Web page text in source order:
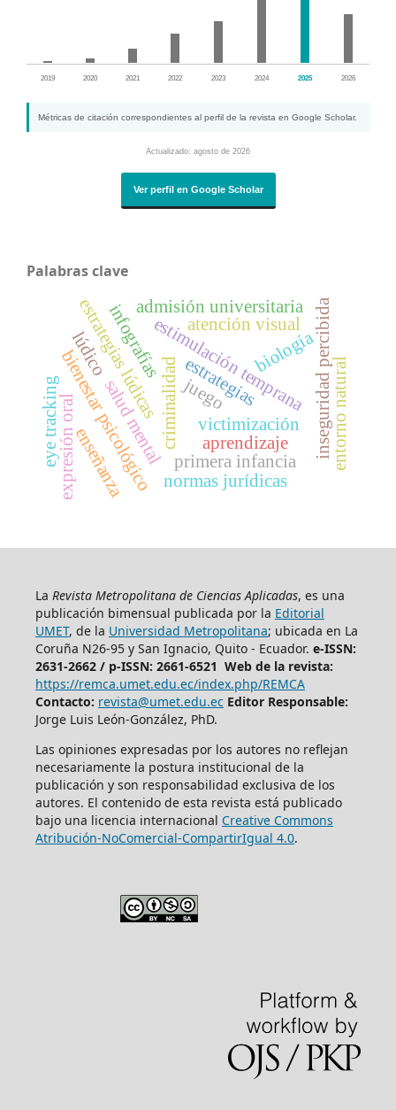
2019 2020 2021 2022 2023 2024 2025 2026
Métricas de citación correspondientes al perfil de la revista en Google Scholar.
Actualizado: agosto de 2026
Ver perfil en Google Scholar
Palabras clave
criminalidad
salud mental victimización inseguridad percibida
bienestar psicológicoestimulación temprana
primera infancia
estrategias lúdicas
expresión oral
eye tracking
atención visual
infografíasadmisión universitaria
biología
entorno natural
normas jurídicas
juego
aprendizaje
estrategias
lúdico
enseñanza
La Revista Metropolitana de Ciencias Aplicadas, es una
publicación bimensual publicada por la Editorial
UMET, de la Universidad Metropolitana; ubicada en La
Coruña N26-95 y San Ignacio, Quito - Ecuador. e-ISSN:
2631-2662 / p-ISSN: 2661-6521 Web de la revista:
https://remca.umet.edu.ec/index.php/REMCA
Contacto: revista@umet.edu.ec Editor Responsable:
Jorge Luis León-González, PhD.
Las opiniones expresadas por los autores no reflejan
necesariamente la postura institucional de la
publicación y son responsabilidad exclusiva de los
autores. El contenido de esta revista está publicado
bajo una licencia internacional Creative Commons
Atribución-NoComercial-CompartirIgual 4.0.